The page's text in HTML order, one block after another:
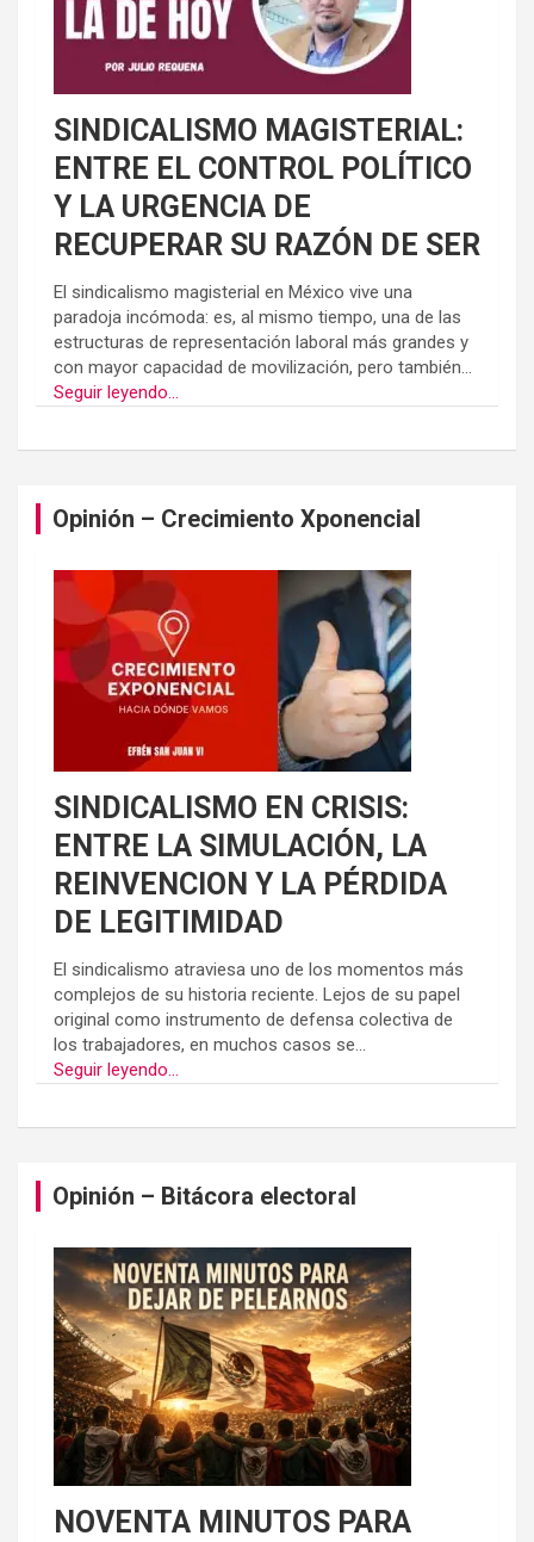
SINDICALISMO MAGISTERIAL:
ENTRE EL CONTROL POLÍTICO
Y LA URGENCIA DE
RECUPERAR SU RAZÓN DE SER
El sindicalismo magisterial en México vive una
paradoja incómoda: es, al mismo tiempo, una de las
estructuras de representación laboral más grandes y
con mayor capacidad de movilización, pero también...
Seguir leyendo...
Opinión – Crecimiento Xponencial
SINDICALISMO EN CRISIS:
ENTRE LA SIMULACIÓN, LA
REINVENCION Y LA PÉRDIDA
DE LEGITIMIDAD
El sindicalismo atraviesa uno de los momentos más
complejos de su historia reciente. Lejos de su papel
original como instrumento de defensa colectiva de
los trabajadores, en muchos casos se...
Seguir leyendo...
Opinión – Bitácora electoral
NOVENTA MINUTOS PARA